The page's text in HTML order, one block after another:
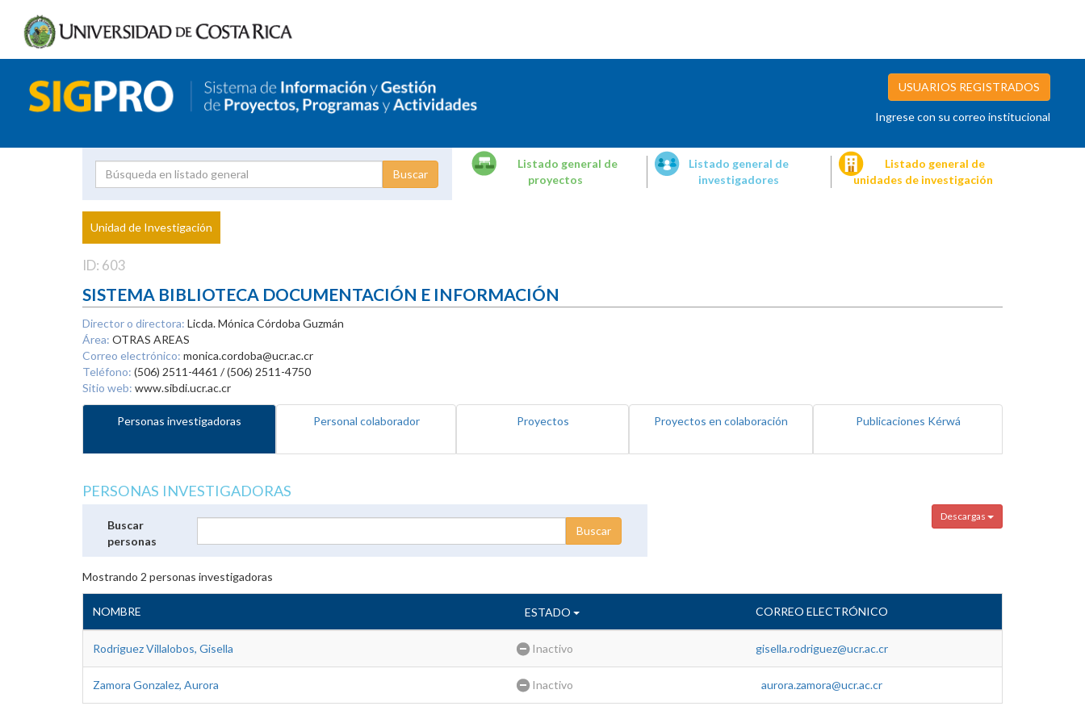
USUARIOS REGISTRADOS
Ingrese con su correo institucional
Proyecto
Investigador
Listado general de
proyectos
Listado general de
investigadores
Listado general de
unidades de investigación
Unidad de Investigación
ID: 603
SISTEMA BIBLIOTECA DOCUMENTACIÓN E INFORMACIÓN
Director o directora: Licda. Mónica Córdoba Guzmán
Área: OTRAS AREAS
Correo electrónico: monica.cordoba@ucr.ac.cr
Teléfono: (506) 2511-4461 / (506) 2511-4750
Sitio web: www.sibdi.ucr.ac.cr
Personas investigadoras Personal colaborador Proyectos Proyectos en colaboración Publicaciones Kérwá
PERSONAS INVESTIGADORAS
Descargas
Buscar
personas
Mostrando 2 personas investigadoras
NOMBRE ESTADO CORREO ELECTRÓNICO
Rodriguez Villalobos, Gisella Inactivo gisella.rodriguez@ucr.ac.cr
Zamora Gonzalez, Aurora Inactivo aurora.zamora@ucr.ac.cr